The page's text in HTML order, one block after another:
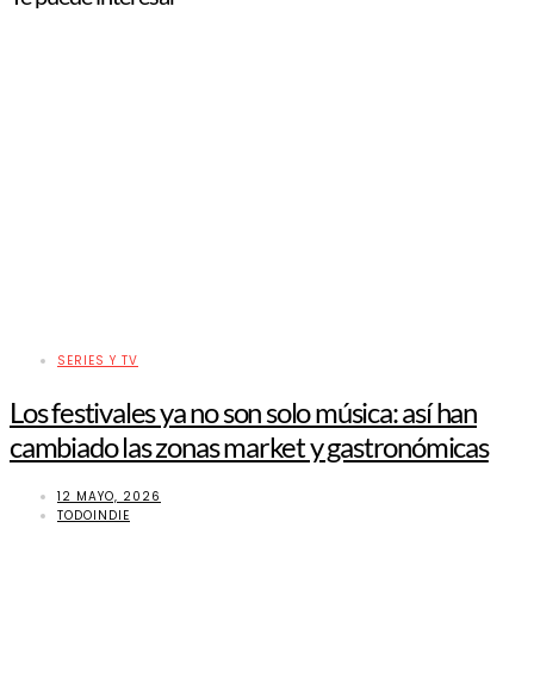
SERIES Y TV
Los festivales ya no son solo música: así han
cambiado las zonas market y gastronómicas
12 MAYO, 2026
TODOINDIE